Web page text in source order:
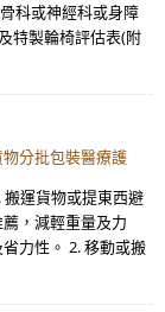
科或神經科或身障
特製輪椅評估表(附
分批包裝醫療護
搬運貨物或提東西避
，減輕重量及力
力性。 2. 移動或搬